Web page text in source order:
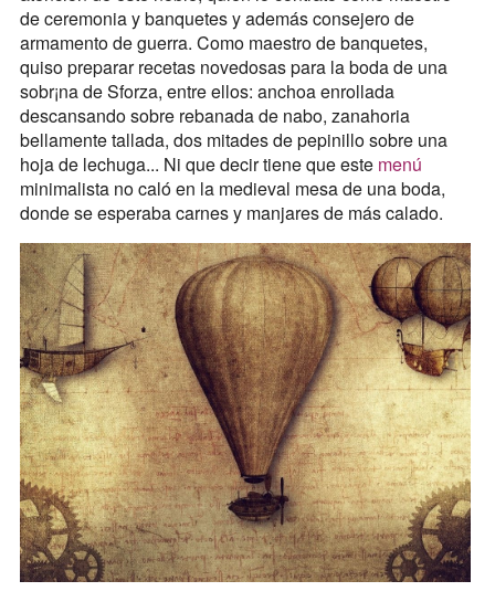
de ceremonia y banquetes y además consejero de
armamento de guerra. Como maestro de banquetes,
quiso preparar recetas novedosas para la boda de una
sobr¡na de Sforza, entre ellos: anchoa enrollada
descansando sobre rebanada de nabo, zanahoria
bellamente tallada, dos mitades de pepinillo sobre una
hoja de lechuga... Ni que decir tiene que este menú
minimalista no caló en la medieval mesa de una boda,
donde se esperaba carnes y manjares de más calado.